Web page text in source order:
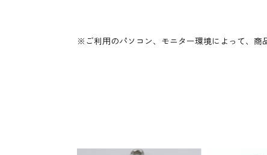
※ご利用のパソコン、モニター環境によって、商